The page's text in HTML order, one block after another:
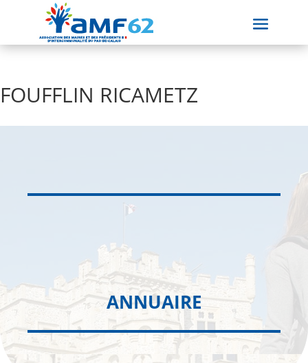
FOUFFLIN RICAMETZ
ANNUAIRE